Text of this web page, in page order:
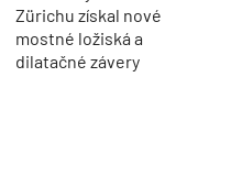
Zürichu získal nové
mostné ložiská a
dilatačné závery